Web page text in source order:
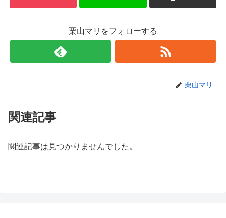
栗山マリをフォローする
栗山マリ
関連記事
関連記事は見つかりませんでした。